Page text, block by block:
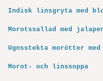
Indisk linsgryta med
Morotssallad med
Ugnsstekta morötter
Morot- och linssoppa